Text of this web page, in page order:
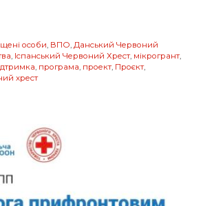
особи, ВПО, Данський Червоний
, Іспанський Червоний Хрест, мікрогрант,
, програма, проект, Проєкт,
хрест